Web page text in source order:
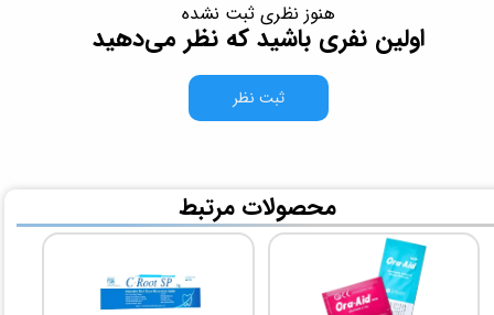
هنوز نظری ثبت نشده
اولین نفری باشید که نظر می‌دهید
ثبت نظر
​محصولات مرتبط